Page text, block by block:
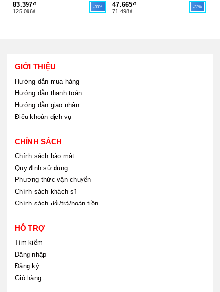
83.397₫
125.096₫
-33% 47.665₫
71.498₫
-33%
GIỚI THIỆU
Hướng dẫn mua hàng
Hướng dẫn thanh toán
Hướng dẫn giao nhận
Điều khoản dịch vụ
CHÍNH SÁCH
Chính sách bảo mật
Quy định sử dụng
Phương thức vận chuyển
Chính sách khách sĩ
Chính sách đổi/trả/hoàn tiền
HỖ TRỢ
Tìm kiếm
Đăng nhập
Đăng ký
Giỏ hàng